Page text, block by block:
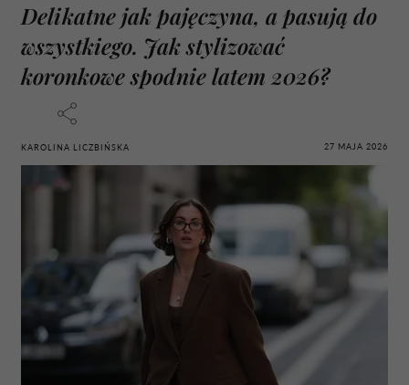
Delikatne jak pajęczyna, a pasują do
wszystkiego. Jak stylizować
koronkowe spodnie latem 2026?
KAROLINA LICZBIŃSKA 27 MAJA 2026